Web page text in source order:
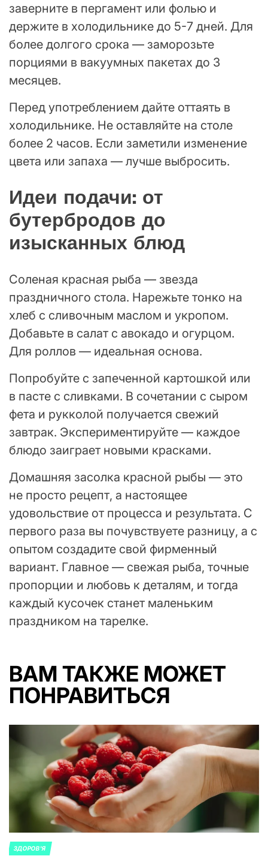
заверните в пергамент или фолью и
держите в холодильнике до 5-7 дней. Для
более долгого срока — заморозьте
порциями в вакуумных пакетах до 3
месяцев.
Перед употреблением дайте оттаять в
холодильнике. Не оставляйте на столе
более 2 часов. Если заметили изменение
цвета или запаха — лучше выбросить.
Идеи подачи: от
бутербродов до
изысканных блюд
Соленая красная рыба — звезда
праздничного стола. Нарежьте тонко на
хлеб с сливочным маслом и укропом.
Добавьте в салат с авокадо и огурцом.
Для роллов — идеальная основа.
Попробуйте с запеченной картошкой или
в пасте с сливками. В сочетании с сыром
фета и рукколой получается свежий
завтрак. Экспериментируйте — каждое
блюдо заиграет новыми красками.
Домашняя засолка красной рыбы — это
не просто рецепт, а настоящее
удовольствие от процесса и результата. С
первого раза вы почувствуете разницу, а с
опытом создадите свой фирменный
вариант. Главное — свежая рыба, точные
пропорции и любовь к деталям, и тогда
каждый кусочек станет маленьким
праздником на тарелке.
ВАМ ТАКЖЕ МОЖЕТ
ПОНРАВИТЬСЯ
ОПУБЛИКОВАНО
ЗДОРОВ'Я